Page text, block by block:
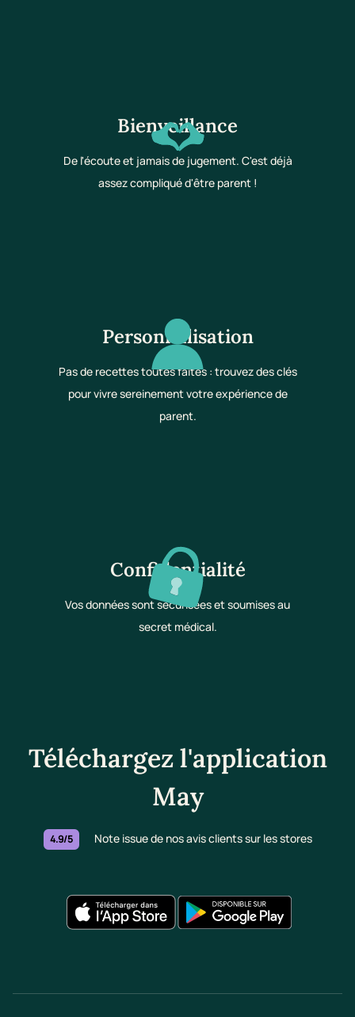
Bienveillance
De l'écoute et jamais de jugement. C'est déjà
assez compliqué d'être parent !
Personnalisation
Pas de recettes toutes faites : trouvez des clés
pour vivre sereinement votre expérience de
parent.
Confidentialité
Vos données sont sécurisées et soumises au
secret médical.
Téléchargez l'application
May
4.9/5 Note issue de nos avis clients sur les stores